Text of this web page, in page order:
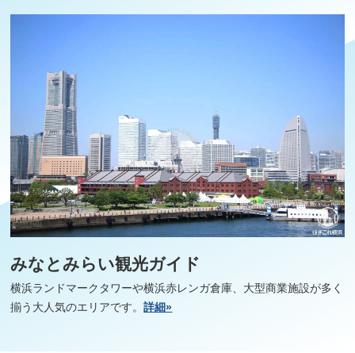
みなとみらい観光ガイド
横浜ランドマークタワーや横浜赤レンガ倉庫、大型商業施設が多く
揃う大人気のエリアです。詳細»